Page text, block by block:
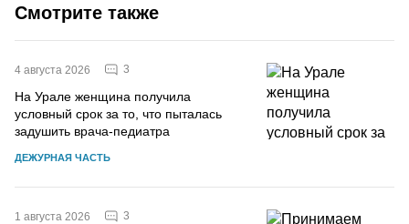
Смотрите также
4 августа 2026 3
На Урале женщина получила
условный срок за то, что пыталась
задушить врача-педиатра
ДЕЖУРНАЯ ЧАСТЬ
1 августа 2026 3